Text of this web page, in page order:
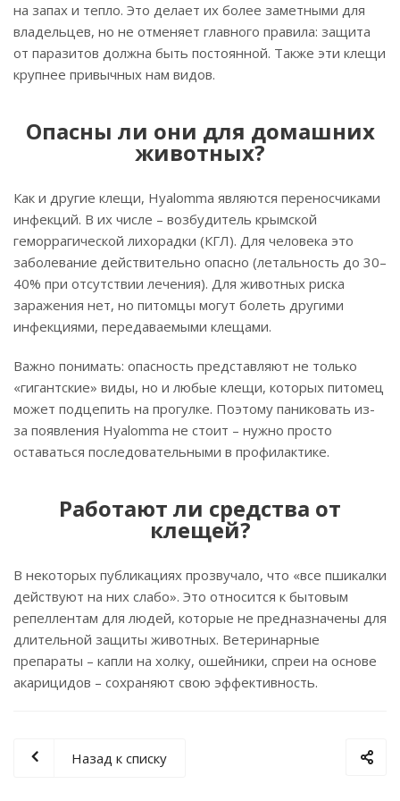
на запах и тепло. Это делает их более заметными для
владельцев, но не отменяет главного правила: защита
от паразитов должна быть постоянной. Также эти клещи
крупнее привычных нам видов.
Опасны ли они для домашних
животных?
Как и другие клещи, Hyalomma являются переносчиками
инфекций. В их числе – возбудитель крымской
геморрагической лихорадки (КГЛ). Для человека это
заболевание действительно опасно (летальность до 30–
40% при отсутствии лечения). Для животных риска
заражения нет, но питомцы могут болеть другими
инфекциями, передаваемыми клещами.
Важно понимать: опасность представляют не только
«гигантские» виды, но и любые клещи, которых питомец
может подцепить на прогулке. Поэтому паниковать из-
за появления Hyalomma не стоит – нужно просто
оставаться последовательными в профилактике.
Работают ли средства от
клещей?
В некоторых публикациях прозвучало, что «все пшикалки
действуют на них слабо». Это относится к бытовым
репеллентам для людей, которые не предназначены для
длительной защиты животных. Ветеринарные
препараты – капли на холку, ошейники, спреи на основе
акарицидов – сохраняют свою эффективность.
Назад к списку